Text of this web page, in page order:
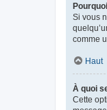
Si vous
comme
Haut
À quoi
Cette